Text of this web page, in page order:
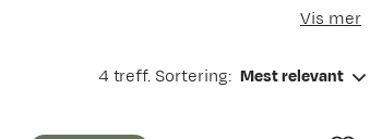
Vis mer
4 treff. Sortering: Mest relevant